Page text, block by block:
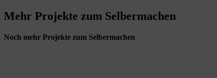
Mehr Projekte zum Selbermachen
Noch mehr Projekte zum Selbermachen